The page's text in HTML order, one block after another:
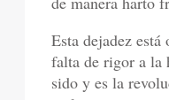
Esta dejadez
falta de rigor a la
sido y es la